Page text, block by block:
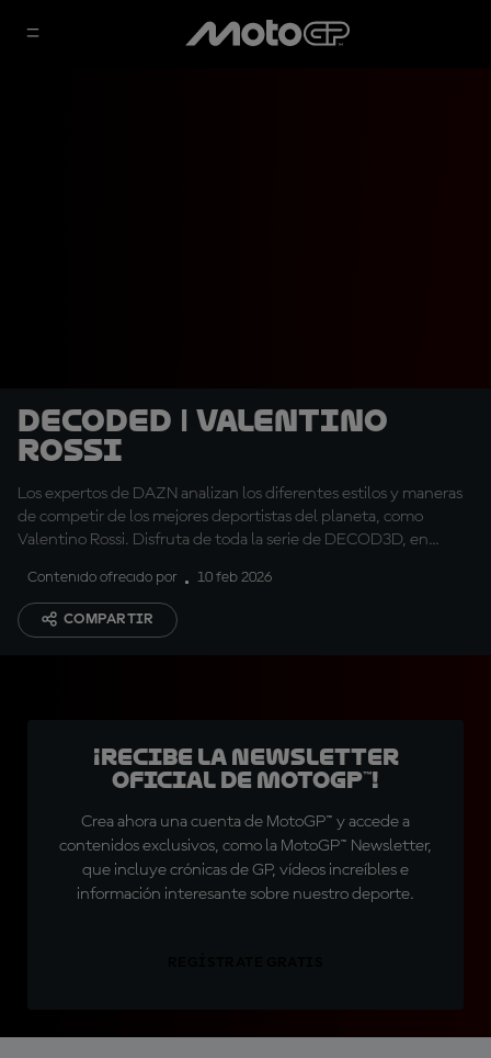
DECODED | Valentino
Rossi
Los expertos de DAZN analizan los diferentes estilos y maneras
de competir de los mejores deportistas del planeta, como
Valentino Rossi. Disfruta de toda la serie de DECOD3D, en
Contenido ofrecido por 10 feb 2026
COMPARTIR
¡Recibe la Newsletter
oficial de MotoGP™!
Crea ahora una cuenta de MotoGP™ y accede a
contenidos exclusivos, como la MotoGP™ Newsletter,
que incluye crónicas de GP, vídeos increíbles e
información interesante sobre nuestro deporte.